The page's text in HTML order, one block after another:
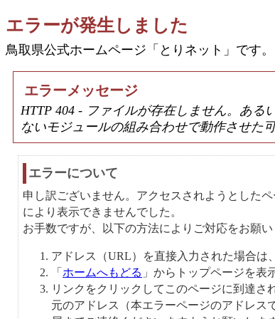
エラーが発生しました
鳥取県公式ホームページ「とりネット」です。
エラーメッセージ
HTTP 404 - ファイルが存在しません。あ
ないモジュールの組み合わせで動作させた
エラーについて
申し訳ございません。アクセスされようとした
により表示できませんでした。
お手数ですが、以下の方法によりご対応をお願い
アドレス（URL）を直接入力された場合は
「 ホームへもどる 」からトップページを表
リンクをクリックしてこのページに到達さ
元のアドレス（本エラーページのアドレス